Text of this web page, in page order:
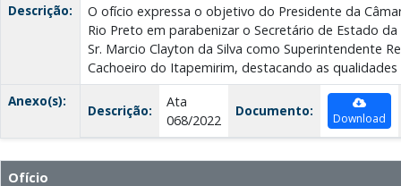
Descrição:
O ofício expressa o objetivo do Presidente da
Rio Preto em parabenizar o Secretário de Estado
Sr. Marcio Clayton da Silva como Superintendente
Cachoeiro do Itapemirim, destacando as
Anexo(s):
Descrição:
Ata
068/2022
Documento: Download
Ofício